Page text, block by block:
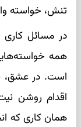
تنش، خواسته
در مسائل کاری
همه
است. در عشق،
اقدام روشن
همان کاری که